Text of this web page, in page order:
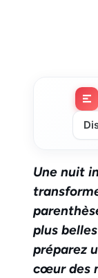
Une nuit
plus
préparez
cœur des